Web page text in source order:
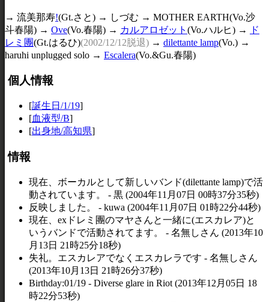
→ 流美那寿!(Gt.さと) → しづむ → MOTHER EARTH(Vo.沙
斗春陽) → Ove(Vo.春陽) → カルアロゼット (Vo.ハルヒ) →
ド
レミ團(Gt.はるひ)(2002/12/12脱退) → dilettante lamp(Vo.) →
haruhi unplugged solo → Escalera(Vo.&Gu.春陽)
個人情報
[誕生日/1/19]
[血液型/B]
[出身地/高知県]
情報
現在、ボーカルとして新しいバンド(dilettante lamp)で活
動されています。 - 黒 (2004年11月07日 00時37分35秒)
反映しました。 - kuwa (2004年11月07日 01時22分44秒)
現在、exドレミ團のマヤさんと一緒に(エスカレア)と
いうバンドで活動されてます。 - 名無しさん (2013年10
月13日 21時25分18秒)
失礼。エスカレアでなくエスカレラです - 名無しさん
(2013年10月13日 21時26分37秒)
Birthday:01/19 - Diverse glare in Riot (2013年12月05日 18
時22分53秒)